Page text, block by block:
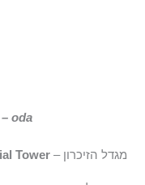
oda – סלון אלבני מסורתי
מגדל הזיכרון –Tower